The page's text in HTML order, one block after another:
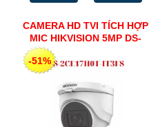
CAMERA HD TVI TÍCH HỢP
MIC HIKVISION 5MP DS-
2CE76H0T-ITPFS
-51%